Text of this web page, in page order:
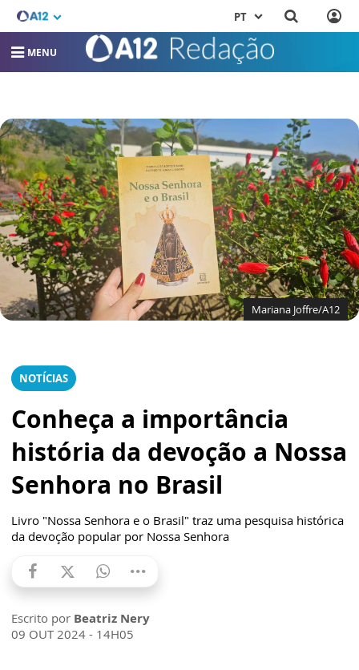
PT
MENU
Mariana Joffre/A12
NOTÍCIAS
Conheça a importância
história da devoção a Nossa
Senhora no Brasil
Livro "Nossa Senhora e o Brasil" traz uma pesquisa histórica
da devoção popular por Nossa Senhora
Escrito por Beatriz Nery
09 OUT 2024 - 14H05